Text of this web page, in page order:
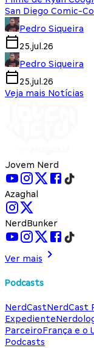
San Diego Comic-
Pedro Siqueira
25.jul.26
Pedro Siqueira
25.jul.26
Veja mais Notícias
Jovem Nerd
Azaghal
NerdBunker
Ver mais
Podcasts
NerdCastNerdCast
Expediente
ParceiroFrança e o
Podcasts